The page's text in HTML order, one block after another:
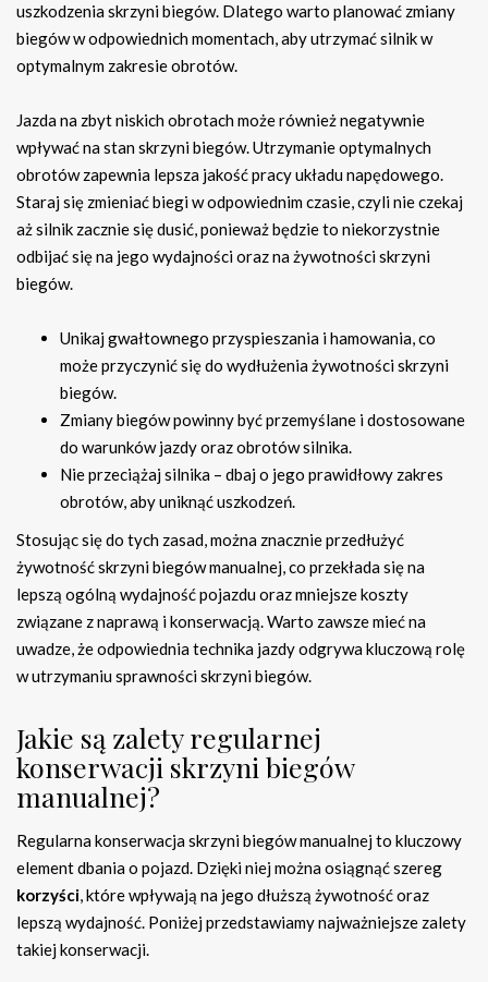
uszkodzenia skrzyni biegów. Dlatego warto planować zmiany
biegów w odpowiednich momentach, aby utrzymać silnik w
optymalnym zakresie obrotów.
Jazda na zbyt niskich obrotach może również negatywnie
wpływać na stan skrzyni biegów. Utrzymanie optymalnych
obrotów zapewnia lepsza jakość pracy układu napędowego.
Staraj się zmieniać biegi w odpowiednim czasie, czyli nie czekaj
aż silnik zacznie się dusić, ponieważ będzie to niekorzystnie
odbijać się na jego wydajności oraz na żywotności skrzyni
biegów.
Unikaj gwałtownego przyspieszania i hamowania, co
może przyczynić się do wydłużenia żywotności skrzyni
biegów.
Zmiany biegów powinny być przemyślane i dostosowane
do warunków jazdy oraz obrotów silnika.
Nie przeciążaj silnika – dbaj o jego prawidłowy zakres
obrotów, aby uniknąć uszkodzeń.
Stosując się do tych zasad, można znacznie przedłużyć
żywotność skrzyni biegów manualnej, co przekłada się na
lepszą ogólną wydajność pojazdu oraz mniejsze koszty
związane z naprawą i konserwacją. Warto zawsze mieć na
uwadze, że odpowiednia technika jazdy odgrywa kluczową rolę
w utrzymaniu sprawności skrzyni biegów.
Jakie są zalety regularnej
konserwacji skrzyni biegów
manualnej?
Regularna konserwacja skrzyni biegów manualnej to kluczowy
element dbania o pojazd. Dzięki niej można osiągnąć szereg
korzyści, które wpływają na jego dłuższą żywotność oraz
lepszą wydajność. Poniżej przedstawiamy najważniejsze zalety
takiej konserwacji.